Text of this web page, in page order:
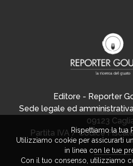
Editore - Reporter
Sede legale ed
09123
Partita IVA / Codice
Rispettiamo la tua
Utilizziamo cookie per assicurarti
in linea con le tue
Con il tuo consenso, utilizziamo